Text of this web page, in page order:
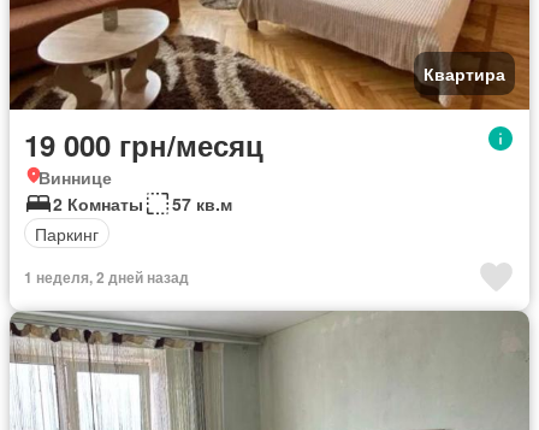
Квартира
19 000 грн/месяц
Виннице
2 Комнаты
57 кв.м
Паркинг
1 неделя, 2 дней назад